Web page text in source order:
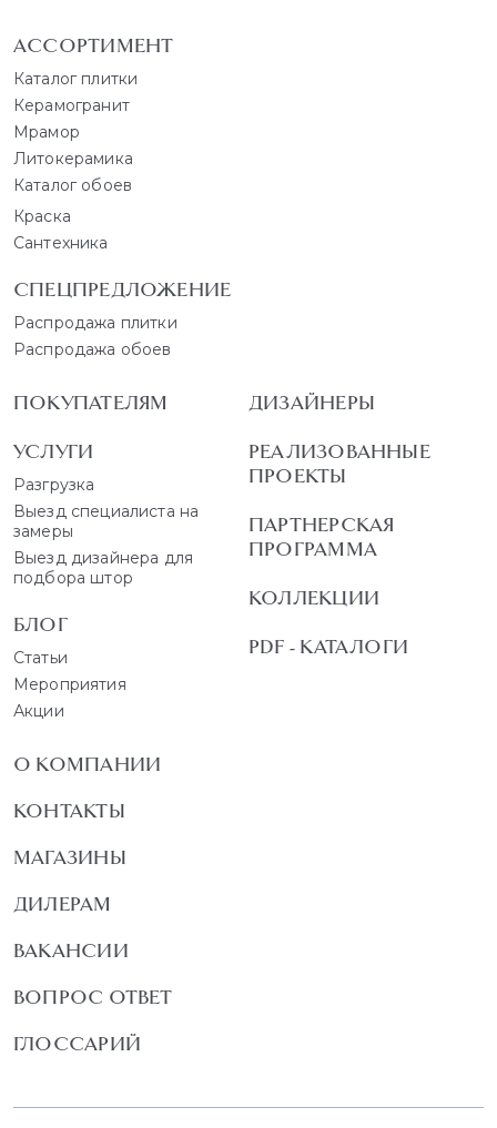
АССОРТИМЕНТ
Каталог плитки
Керамогранит
Мрамор
Литокерамика
Каталог обоев
Краска
Сантехника
СПЕЦПРЕДЛОЖЕНИЕ
Распродажа плитки
Распродажа обоев
ПОКУПАТЕЛЯМ
УСЛУГИ
Разгрузка
Выезд специалиста на
замеры
Выезд дизайнера для
подбора штор
БЛОГ
Статьи
Мероприятия
Акции
ДИЗАЙНЕРЫ
РЕАЛИЗОВАННЫЕ
ПРОЕКТЫ
ПАРТНЕРСКАЯ
ПРОГРАММА
КОЛЛЕКЦИИ
PDF - КАТАЛОГИ
О КОМПАНИИ
КОНТАКТЫ
МАГАЗИНЫ
ДИЛЕРАМ
ВАКАНСИИ
ВОПРОС ОТВЕТ
ГЛОССАРИЙ